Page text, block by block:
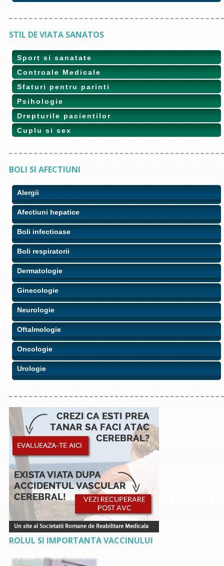
STIL DE VIATA SANATOS
Sport si sanatate
Controale Medicale
Sfaturi pentru parinti
Psihologie
Drepturile pacientilor
Cuplu si sex
BOLI SI AFECTIUNI
Alergii
Afectiuni hepatice
Boli infectioase
Boli respiratorii
Dermatologie
Ginecologie
Neurologie
Oftalmologie
Oncologie
Urologie
ROLUL SI IMPORTANTA VACCINULUI